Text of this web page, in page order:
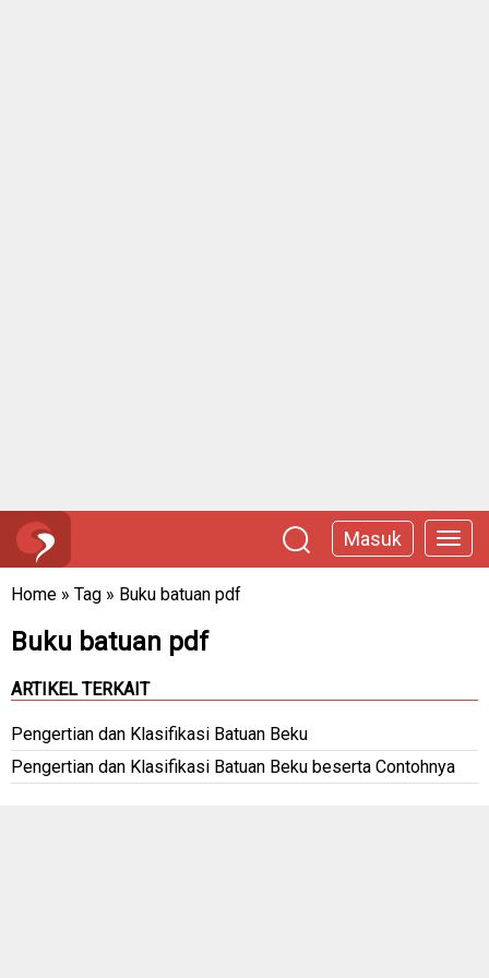
Masuk
Home » Tag » Buku batuan pdf
Buku batuan pdf
ARTIKEL TERKAIT
Pengertian dan Klasifikasi Batuan Beku
Pengertian dan Klasifikasi Batuan Beku beserta Contohnya